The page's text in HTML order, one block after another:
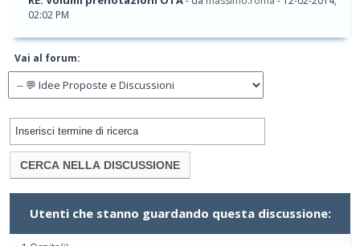
02:02 PM
Vai al forum:
Utenti che stanno guardando questa discussione: